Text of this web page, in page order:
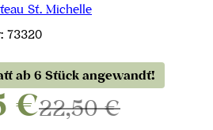
St. Michelle
73320
ab 6 Stück angewandt!
€22,50 €